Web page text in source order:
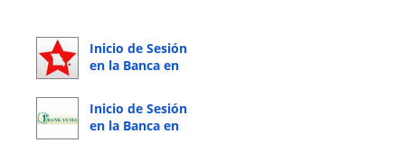
Inicio de Sesión
en la Banca en
Star One
Inicio de Sesión
en la Banca en